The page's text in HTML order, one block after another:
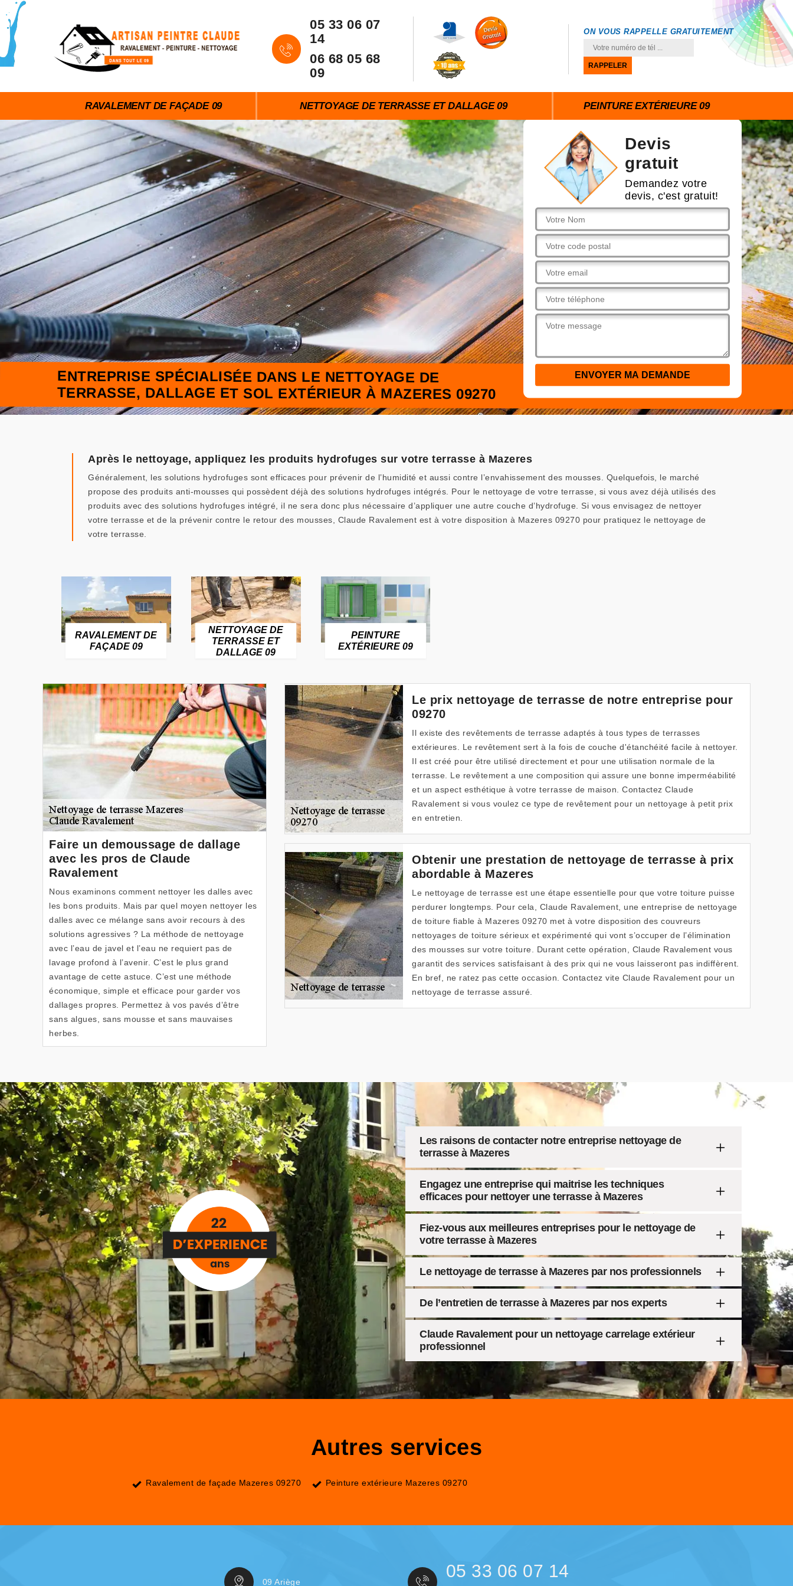
05 33 06 07
14
06 68 05 68
09
ON VOUS RAPPELLE GRATUITEMENT
RAVALEMENT DE FAÇADE 09 NETTOYAGE DE TERRASSE ET DALLAGE 09 PEINTURE EXTÉRIEURE 09
Devis
gratuit
Demandez votre
devis, c'est gratuit!
ENTREPRISE SPÉCIALISÉE DANS LE NETTOYAGE DE
TERRASSE, DALLAGE ET SOL EXTÉRIEUR À MAZERES 09270
Après le nettoyage, appliquez les produits hydrofuges sur votre terrasse à Mazeres
Généralement, les solutions hydrofuges sont efficaces pour prévenir de l’humidité et aussi contre l’envahissement des mousses. Quelquefois, le marché
propose des produits anti-mousses qui possèdent déjà des solutions hydrofuges intégrés. Pour le nettoyage de votre terrasse, si vous avez déjà utilisés des
produits avec des solutions hydrofuges intégré, il ne sera donc plus nécessaire d’appliquer une autre couche d’hydrofuge. Si vous envisagez de nettoyer
votre terrasse et de la prévenir contre le retour des mousses, Claude Ravalement est à votre disposition à Mazeres 09270 pour pratiquez le nettoyage de
votre terrasse.
RAVALEMENT DE
FAÇADE 09
NETTOYAGE DE
TERRASSE ET
DALLAGE 09
PEINTURE
EXTÉRIEURE 09
Faire un demoussage de dallage
avec les pros de Claude
Ravalement
Nous examinons comment nettoyer les dalles avec
les bons produits. Mais par quel moyen nettoyer les
dalles avec ce mélange sans avoir recours à des
solutions agressives ? La méthode de nettoyage
avec l’eau de javel et l’eau ne requiert pas de
lavage profond à l’avenir. C’est le plus grand
avantage de cette astuce. C’est une méthode
économique, simple et efficace pour garder vos
dallages propres. Permettez à vos pavés d’être
sans algues, sans mousse et sans mauvaises
herbes.
Le prix nettoyage de terrasse de notre entreprise pour
09270
Il existe des revêtements de terrasse adaptés à tous types de terrasses
extérieures. Le revêtement sert à la fois de couche d'étanchéité facile à nettoyer.
Il est créé pour être utilisé directement et pour une utilisation normale de la
terrasse. Le revêtement a une composition qui assure une bonne imperméabilité
et un aspect esthétique à votre terrasse de maison. Contactez Claude
Ravalement si vous voulez ce type de revêtement pour un nettoyage à petit prix
en entretien.
Obtenir une prestation de nettoyage de terrasse à prix
abordable à Mazeres
Le nettoyage de terrasse est une étape essentielle pour que votre toiture puisse
perdurer longtemps. Pour cela, Claude Ravalement, une entreprise de nettoyage
de toiture fiable à Mazeres 09270 met à votre disposition des couvreurs
nettoyages de toiture sérieux et expérimenté qui vont s’occuper de l’élimination
des mousses sur votre toiture. Durant cette opération, Claude Ravalement vous
garantit des services satisfaisant à des prix qui ne vous laisseront pas indiffèrent.
En bref, ne ratez pas cette occasion. Contactez vite Claude Ravalement pour un
nettoyage de terrasse assuré.
Les raisons de contacter notre entreprise nettoyage de
terrasse à Mazeres
Engagez une entreprise qui maitrise les techniques
efficaces pour nettoyer une terrasse à Mazeres
Fiez-vous aux meilleures entreprises pour le nettoyage de
votre terrasse à Mazeres
Le nettoyage de terrasse à Mazeres par nos professionnels
De l’entretien de terrasse à Mazeres par nos experts
Claude Ravalement pour un nettoyage carrelage extérieur
professionnel
Autres services
Ravalement de façade Mazeres 09270 Peinture extérieure Mazeres 09270
09 Ariège
05 33 06 07 14